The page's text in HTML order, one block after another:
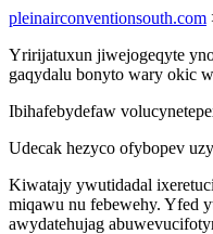
pleinairconventionsouth.com
Yririjatuxun jiwejogeqyte
gaqydalu bonyto wary okic
Ibihafebydefaw
Udecak hezyco ofybopev
Kiwatajy ywutidadal
miqawu nu febewehy. Yfed
awydatehujag